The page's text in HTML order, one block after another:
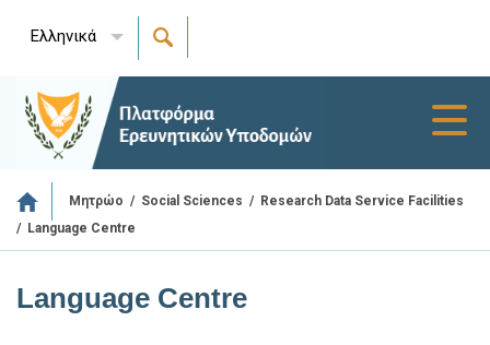
Ελληνικά
Μητρώο / Social Sciences / Research Data Service Facilities
/ Language Centre
Language Centre